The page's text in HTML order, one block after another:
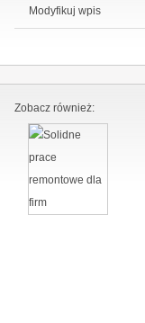
Modyfikuj wpis
Zobacz również: